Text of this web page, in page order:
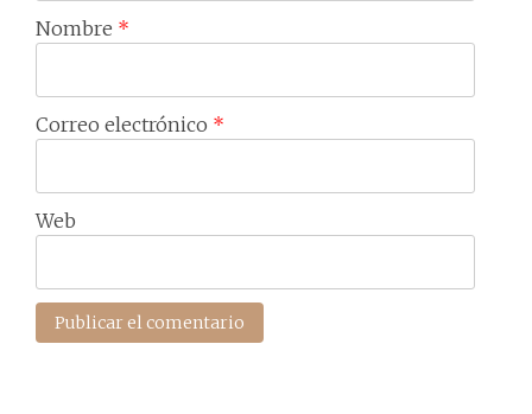
Nombre *
Correo electrónico *
Web